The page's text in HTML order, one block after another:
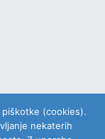
(cookies).
nekaterih